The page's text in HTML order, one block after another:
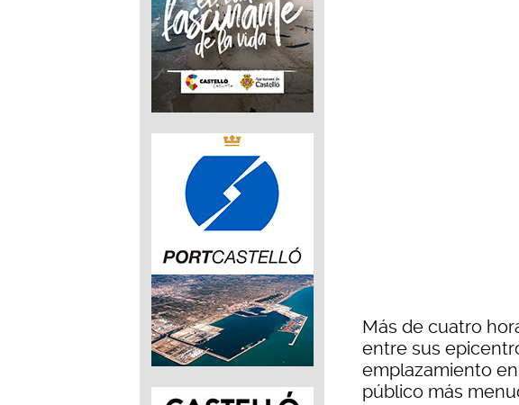
Más de cuatro
entre sus
emplazamiento
público más